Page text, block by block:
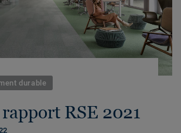
durable
RSE 2021